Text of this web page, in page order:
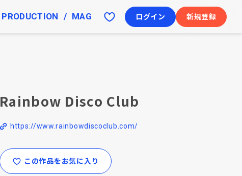
PRODUCTION MAG ログイン 新規登録
Rainbow Disco Club
https://www.rainbowdiscoclub.com/
この作品をお気に入り